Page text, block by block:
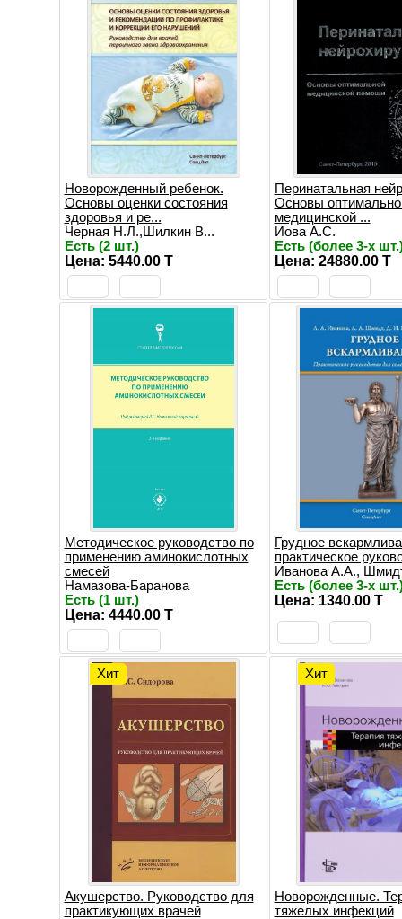
Новорожденный ребенок.
Основы оценки состояния
здоровья и ре...
Черная Н.Л.,Шилкин В...
Есть (2 шт.)
Цена: 5440.00 T
Перинатальная
Основы
медицинской ...
Иова А.С.
Есть (более 3-х
Цена: 24880.00 T
Методическое руководство по
применению аминокислотных
смесей
Намазова-Баранова
Есть (1 шт.)
Цена: 4440.00 T
Грудное
практическое
Иванова А.А.,
Есть (более 3-х
Цена: 1340.00 T
Хит
Акушерство. Руководство для
практикующих врачей
Хит
Новорожденные.
тяжелых инфекций